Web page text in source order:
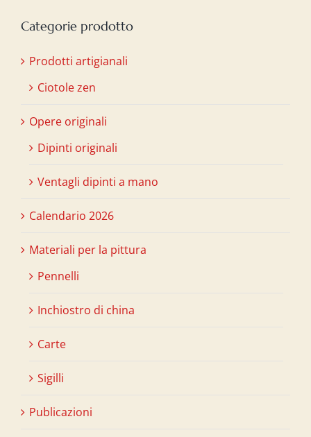
Categorie prodotto
Prodotti artigianali
Ciotole zen
Opere originali
Dipinti originali
Ventagli dipinti a mano
Calendario 2026
Materiali per la pittura
Pennelli
Inchiostro di china
Carte
Sigilli
Publicazioni